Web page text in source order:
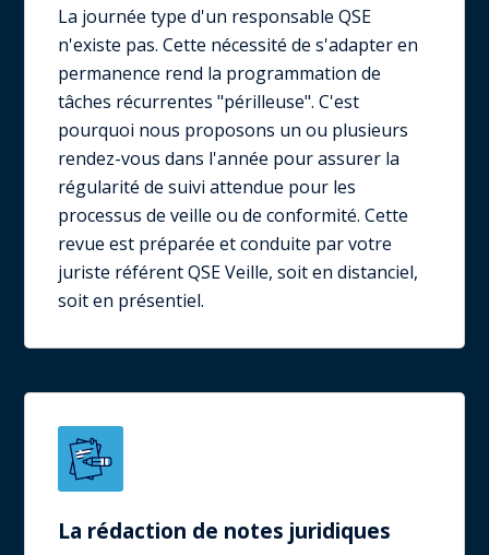
La journée type d'un responsable QSE
n'existe pas. Cette nécessité de s'adapter en
permanence rend la programmation de
tâches récurrentes "périlleuse". C'est
pourquoi nous proposons un ou plusieurs
rendez-vous dans l'année pour assurer la
régularité de suivi attendue pour les
processus de veille ou de conformité. Cette
revue est préparée et conduite par votre
juriste référent QSE Veille, soit en distanciel,
soit en présentiel.
La rédaction de notes juridiques